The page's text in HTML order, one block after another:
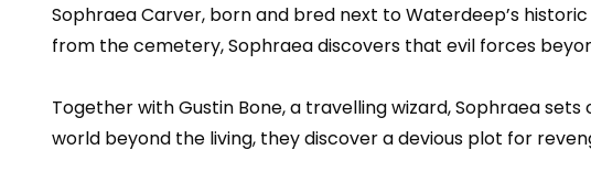
Sophraea Carver, born and bred next to Waterdeep’s
from the cemetery, Sophraea discovers that evil forces
Together with Gustin Bone, a travelling wizard, Sophraea
world beyond the living, they discover a devious plot for